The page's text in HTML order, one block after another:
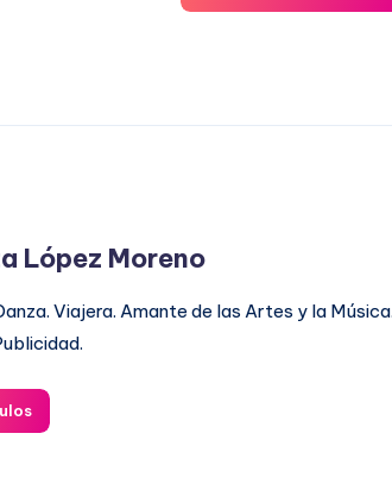
López Moreno
Viajera. Amante de las Artes y la Música.